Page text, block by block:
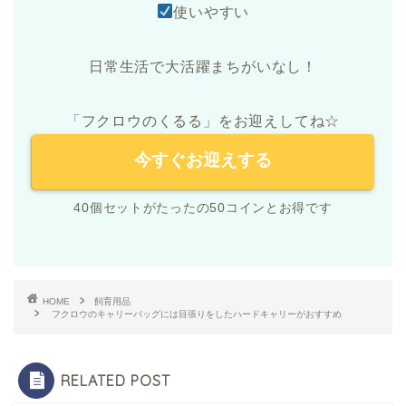
使いやすい
日常生活で大活躍まちがいなし！
「フクロウのくるる」をお迎えしてね☆
今すぐお迎えする
40個セットがたったの50コインとお得です
HOME
飼育用品
フクロウのキャリーバッグには目張りをしたハードキャリーがおすすめ
RELATED POST